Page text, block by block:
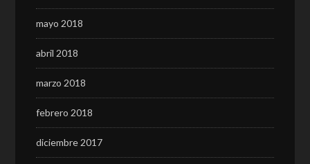
mayo 2018
abril 2018
marzo 2018
febrero 2018
diciembre 2017